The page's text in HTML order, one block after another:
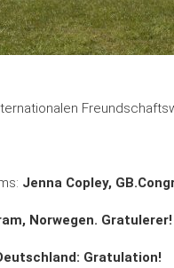
Jenna Copley,
Norwegen. Gratulerer!
Gratulation!